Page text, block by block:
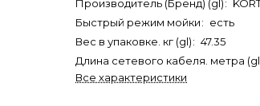
Производитель (Бренд) (gl):
Быстрый режим мойки: есть
Вес в упаковке. кг (gl): 47.35
Длина сетевого кабеля. метра
Все характеристики